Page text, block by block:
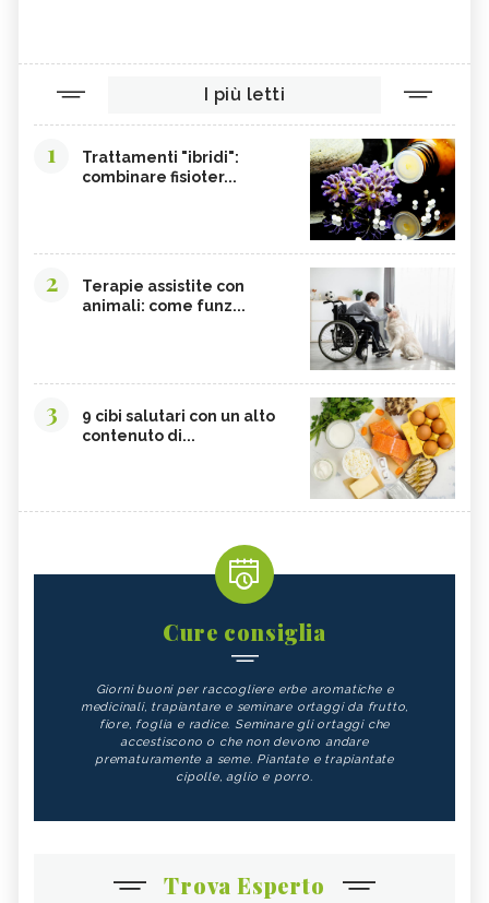
I più letti
1
Trattamenti "ibridi":
combinare fisioter...
2
Terapie assistite con
animali: come funz...
3
9 cibi salutari con un alto
contenuto di...
Cure consiglia
Giorni buoni per raccogliere erbe aromatiche e
medicinali, trapiantare e seminare ortaggi da frutto,
fiore, foglia e radice. Seminare gli ortaggi che
accestiscono o che non devono andare
prematuramente a seme. Piantate e trapiantate
cipolle, aglio e porro.
Trova Esperto